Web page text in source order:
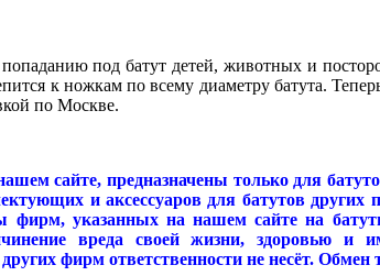
под батут детей, животных и
к ножкам по всему диаметру батута.
по Москве.
сайте, предназначены только для
и аксессуаров для батутов других
указанных на нашем сайте на
вреда своей жизни, здоровью и
фирм ответственности не несёт. Обмен